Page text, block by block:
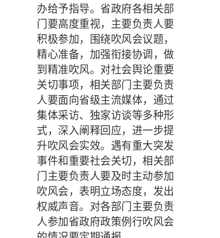
办给予指导。省政府各相关部
门要高度重视，主要负责人要
积极参加，围绕吹风会议题，
精心准备，加强衔接协调，做
到精准吹风。对社会舆论重要
关切事项，相关部门主要负责
人要面向省级主流媒体，通过
集体采访、独家访谈等多种形
式，深入阐释回应，进一步提
升吹风会实效。遇有重大突发
事件和重要社会关切，相关部
门主要负责人要及时主动参加
吹风会，表明立场态度，发出
权威声音。对各部门主要负责
人参加省政府政策例行吹风会